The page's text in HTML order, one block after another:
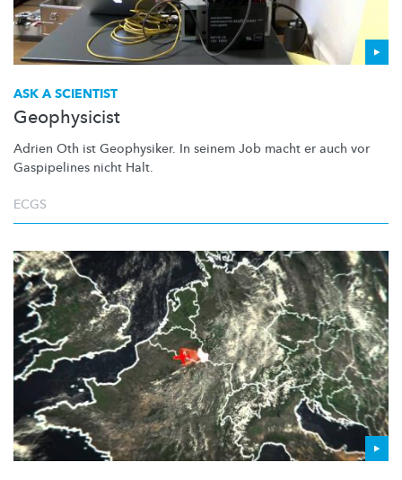
ASK A SCIENTIST
Geophysicist
Adrien Oth ist Geophysiker. In seinem Job macht er auch vor
Gaspipelines nicht Halt.
ECGS